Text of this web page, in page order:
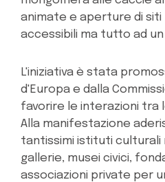
animate e aperture di
accessibili ma tutto ad
L'iniziativa è stata
d'Europa e dalla
favorire le interazioni tra
Alla manifestazione
tantissimi istituti culturali
gallerie, musei civici,
associazioni private per